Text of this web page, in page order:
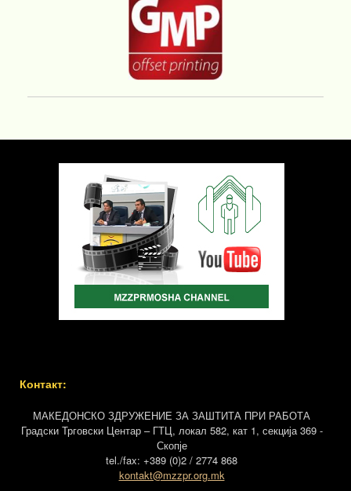
Контакт:
МАКЕДОНСКО ЗДРУЖЕНИЕ ЗА ЗАШТИТА ПРИ РАБОТА
Градски Трговски Центар – ГТЦ, локал 582, кат 1, секција 369 -
Скопје
tel./fax: +389 (0)2 / 2774 868
kontakt@mzzpr.org.mk